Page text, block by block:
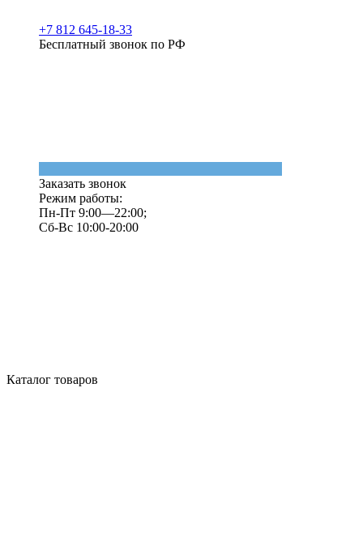
+7 812 645-18-33
Бесплатный звонок по РФ
Заказать звонок
Режим работы:
Пн-Пт 9:00—22:00;
Сб-Вс 10:00-20:00
Каталог товаров